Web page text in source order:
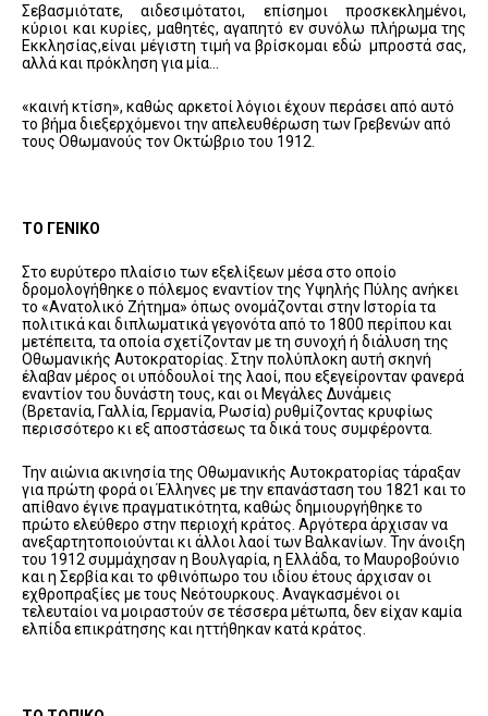
Σεβασμιότατε, αιδεσιμότατοι, επίσημοι προσκεκλημένοι,
κύριοι και κυρίες, μαθητές, αγαπητό εν συνόλω πλήρωμα της
Εκκλησίας,είναι μέγιστη τιμή να βρίσκομαι εδώ μπροστά σας,
αλλά και πρόκληση για μία…
«καινή κτίση», καθώς αρκετοί λόγιοι έχουν περάσει από αυτό
το βήμα διεξερχόμενοι την απελευθέρωση των Γρεβενών από
τους Οθωμανούς τον Οκτώβριο του 1912.
ΤΟ ΓΕΝΙΚΟ
Στο ευρύτερο πλαίσιο των εξελίξεων μέσα στο οποίο
δρομολογήθηκε ο πόλεμος εναντίον της Υψηλής Πύλης ανήκει
το «Ανατολικό Ζήτημα» όπως ονομάζονται στην Ιστορία τα
πολιτικά και διπλωματικά γεγονότα από το 1800 περίπου και
μετέπειτα, τα οποία σχετίζονταν με τη συνοχή ή διάλυση της
Οθωμανικής Αυτοκρατορίας. Στην πολύπλοκη αυτή σκηνή
έλαβαν μέρος οι υπόδουλοί της λαοί, που εξεγείρονταν φανερά
εναντίον του δυνάστη τους, και οι Μεγάλες Δυνάμεις
(Βρετανία, Γαλλία, Γερμανία, Ρωσία) ρυθμίζοντας κρυφίως
περισσότερο κι εξ αποστάσεως τα δικά τους συμφέροντα.
Την αιώνια ακινησία της Οθωμανικής Αυτοκρατορίας τάραξαν
για πρώτη φορά οι Έλληνες με την επανάσταση του 1821 και το
απίθανο έγινε πραγματικότητα, καθώς δημιουργήθηκε το
πρώτο ελεύθερο στην περιοχή κράτος. Αργότερα άρχισαν να
ανεξαρτητοποιούνται κι άλλοι λαοί των Βαλκανίων. Την άνοιξη
του 1912 συμμάχησαν η Βουλγαρία, η Ελλάδα, το Μαυροβούνιο
και η Σερβία και το φθινόπωρο του ιδίου έτους άρχισαν οι
εχθροπραξίες με τους Νεότουρκους. Αναγκασμένοι οι
τελευταίοι να μοιραστούν σε τέσσερα μέτωπα, δεν είχαν καμία
ελπίδα επικράτησης και ηττήθηκαν κατά κράτος.